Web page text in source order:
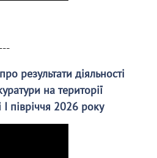
результати діяльності
на території
І півріччя 2026 року